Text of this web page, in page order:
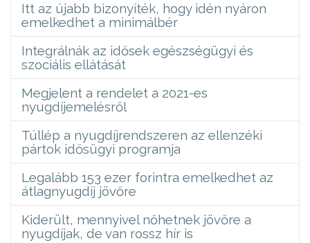
Itt az újabb bizonyíték, hogy idén nyáron
emelkedhet a minimálbér
Integrálnák az idősek egészségügyi és
szociális ellátását
Megjelent a rendelet a 2021-es
nyugdíjemelésről
Túllép a nyugdíjrendszeren az ellenzéki
pártok idősügyi programja
Legalább 153 ezer forintra emelkedhet az
átlagnyugdíj jövőre
Kiderült, mennyivel nőhetnek jövőre a
nyugdíjak, de van rossz hír is